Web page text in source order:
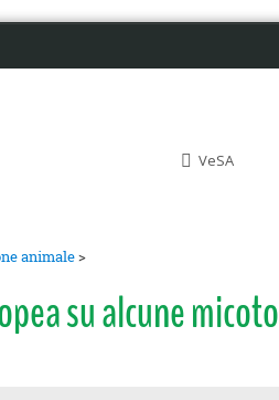
VeSA
animale>
su alcune